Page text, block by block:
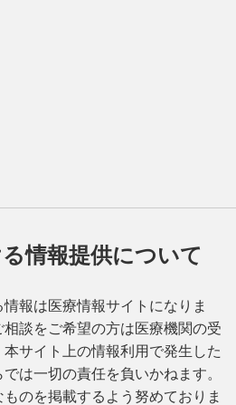
情報提供について
報は医療情報サイトになりま
談をご希望の方は医療機関の受
サイト上の情報利用で発生した
は一切の責任を負いかねます。
のを掲載するよう努めておりま